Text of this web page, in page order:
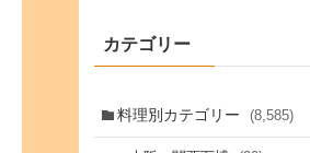
カテゴリー
料理別カテゴリー (8,585)